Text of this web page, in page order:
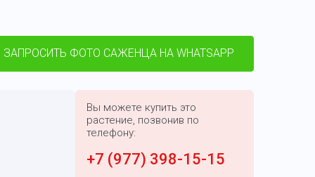
ЗАПРОСИТЬ ФОТО САЖЕНЦА НА WHATSAPP
Вы можете купить это
растение, позвонив по
телефону:
+7 (977) 398-15-15